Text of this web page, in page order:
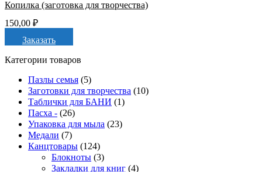
Копилка (заготовка для творчества)
150,00 ₽
Заказать
Категории товаров
Пазлы семья (5)
Заготовки для творчества (10)
Таблички для БАНИ (1)
Пасха - (26)
Упаковка для мыла (23)
Медали (7)
Канцтовары (124)
Блокноты (3)
Закладки для книг (4)